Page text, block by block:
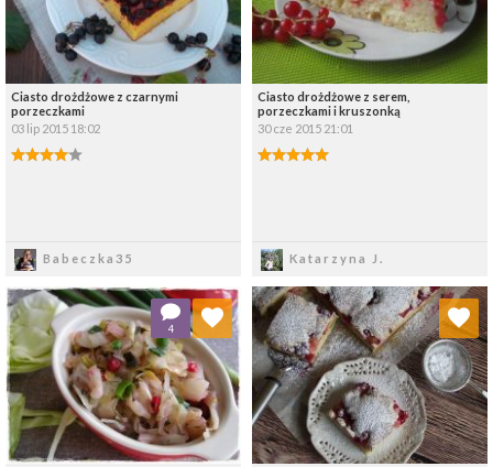
Ciasto drożdżowe z czarnymi
porzeczkami
03 lip 2015 18:02
Babeczka35
Ciasto drożdżowe z serem,
porzeczkami i kruszonką
30 cze 2015 21:01
Katarzyna J.
4
Dodaj do ulubionych
Wybierz listę:
Dodaj do ulubionych
Wybierz listę: